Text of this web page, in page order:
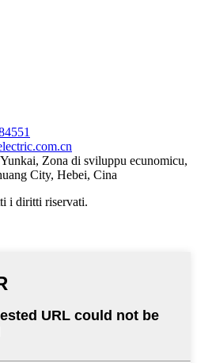
Zona di sviluppu ecunomicu,
City, Hebei, Cina
i diritti riservati.